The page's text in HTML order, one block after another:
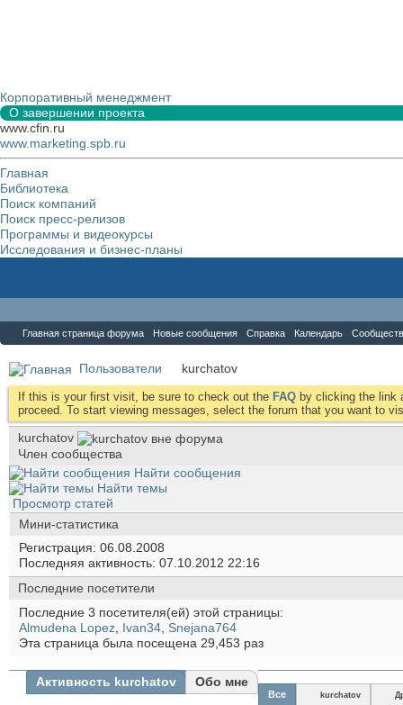
Корпоративный менеджмент
О завершении проекта
www.cfin.ru
www.marketing.spb.ru
Главная
Библиотека
Поиск компаний
Поиск пресс-релизов
Программы и видеокурсы
Исследования и бизнес-планы
Главная страница форума Новые сообщения Справка Календарь
Пользователи kurchatov
If this is your first visit, be sure to check out the FAQ by clicking the link
proceed. To start viewing messages, select the forum that you want to
kurchatov
Член сообщества
Найти сообщения
Найти темы
Просмотр статей
Мини-статистика
Регистрация 06.08.2008
Последняя активность 07.10.2012 22:16
Последние посетители
Последние 3 посетителя(ей) этой страницы:
Almudena Lopez Ivan34 Snejana764
Эта страница была посещена 29,453 раз
Активность kurchatov Обо мне
Все kurchatov